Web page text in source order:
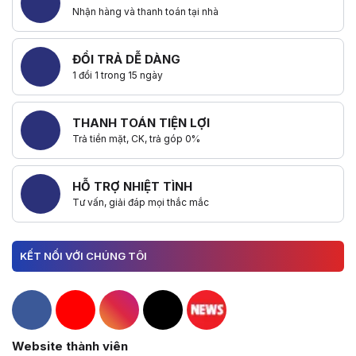
Nhận hàng và thanh toán tại nhà
ĐỔI TRẢ DỄ DÀNG
1 đổi 1 trong 15 ngày
THANH TOÁN TIỆN LỢI
Trả tiền mặt, CK, trả góp 0%
HỖ TRỢ NHIỆT TÌNH
Tư vấn, giải đáp mọi thắc mắc
KẾT NỐI VỚI CHÚNG TÔI
Hacom Facebook
Hacom YouTube
Hacom Instagram
Hacom TikTok
Website thành viên